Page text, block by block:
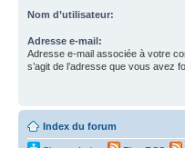
Nom d’utilisateur:
Adresse e-mail:
Adresse e-mail associée à votre
s’agit de l’adresse que vous avez
Index du forum